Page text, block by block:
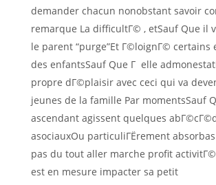
demander chacun nonobstant savoir
remarque La difficultГ© , etSauf Que il
le parent “purge”Et Г©loignГ© certains
des enfantsSauf Que Г elle
propre dГ©plaisir avec ceci qui va
jeunes de la famille Par momentsSauf
ascendant agissent quelques
asociauxOu particuliГЁrement
pas du tout aller marche profit
est en mesure impacter sa petit